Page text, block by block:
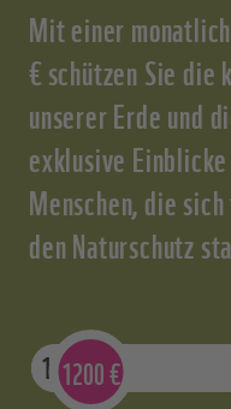
Mit einer
€ schützen Sie die
unserer Erde und
exklusive
Menschen, die
den Naturschutz
1200€
1000€